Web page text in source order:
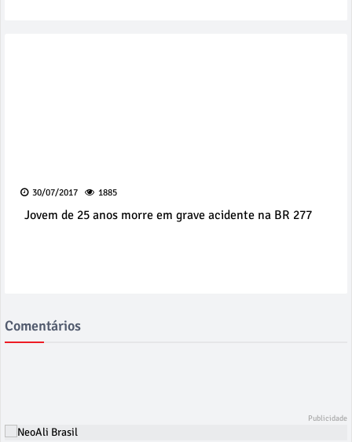
30/07/2017 1885
Jovem de 25 anos morre em grave acidente na BR 277
Comentários